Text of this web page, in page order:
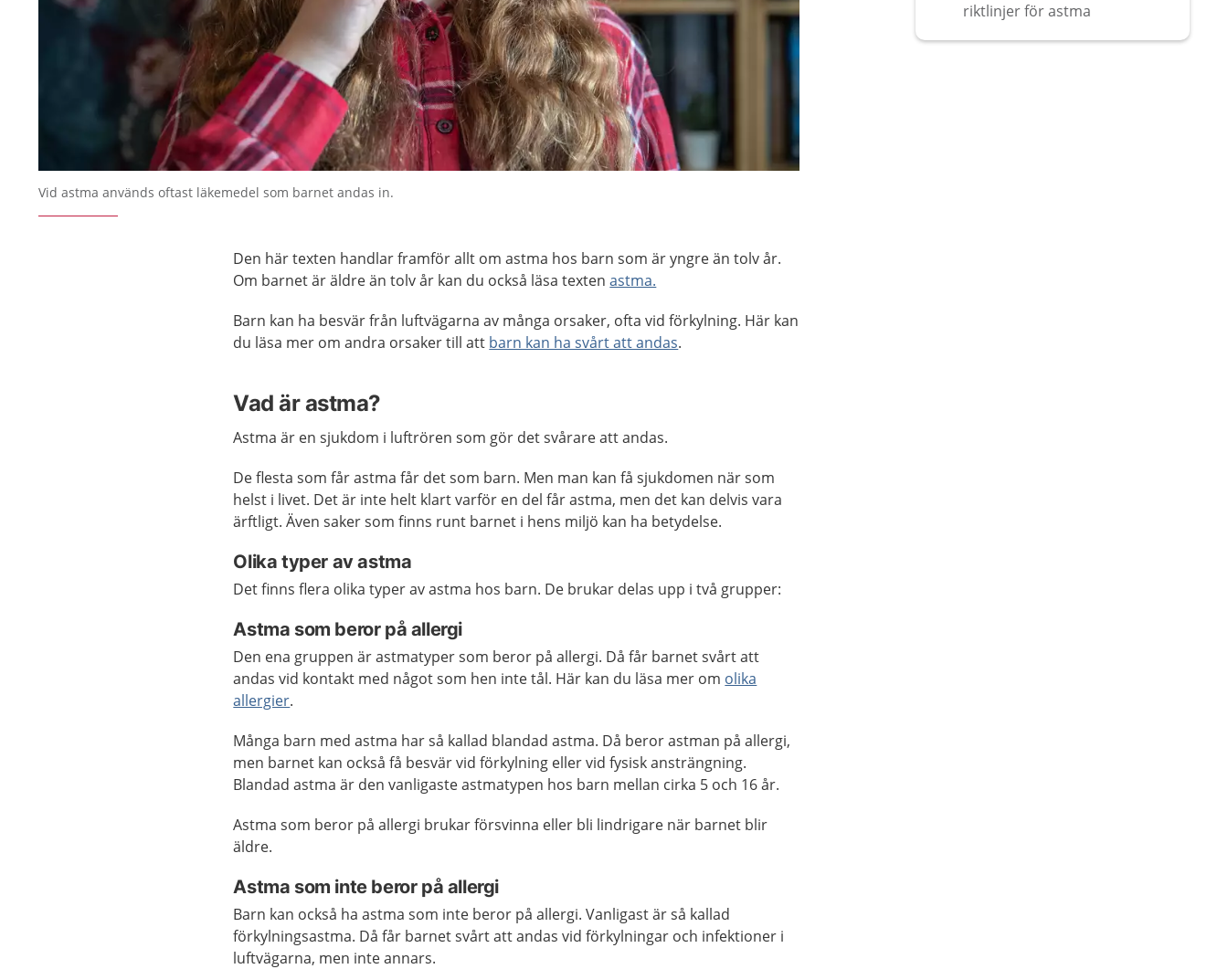
Vid astma används oftast läkemedel som barnet andas in.
Den här texten handlar framför allt om astma hos barn som är yngre än tolv år.
Om barnet är äldre än tolv år kan du också läsa textenastma.
Barn kan ha besvär från luftvägarna av många orsaker, ofta vid förkylning. Här kan
du läsa mer om andra orsaker till att barn kan ha svårt att andas.
Vad är astma?
Astma är en sjukdom i luftrören som gör det svårare att andas.
De flesta som får astma får det som barn. Men man kan få sjukdomen när som
helst i livet. Det är inte helt klart varför en del får astma, men det kan delvis vara
ärftligt. Även saker som finns runt barnet i hens miljö kan ha betydelse.
Olika typer av astma
Det finns flera olika typer av astma hos barn. De brukar delas upp i två grupper:
Astma som beror på allergi
Den ena gruppen är astmatyper som beror på allergi. Då får barnet svårt att
andas vid kontakt med något som hen inte tål. Här kan du läsa mer om olika
allergier.
Många barn med astma har så kallad blandad astma. Då beror astman på allergi,
men barnet kan också få besvär vid förkylning eller vid fysisk ansträngning.
Blandad astma är den vanligaste astmatypen hos barn mellan cirka 5 och 16 år.
Astma som beror på allergi brukar försvinna eller bli lindrigare när barnet blir
äldre.
Astma som inte beror på allergi
Barn kan också ha astma som inte beror på allergi. Vanligast är så kallad
förkylningsastma. Då får barnet svårt att andas vid förkylningar och infektioner i
luftvägarna, men inte annars.
riktlinjer för astma